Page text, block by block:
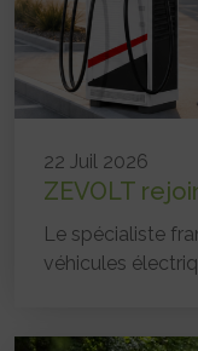
22 Juil 2026
ZEVOLT
Le spécialiste
véhicules